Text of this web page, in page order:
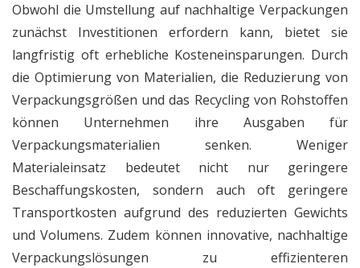
Obwohl die Umstellung auf nachhaltige Verpackungen
zunächst Investitionen erfordern kann, bietet sie
langfristig oft erhebliche Kosteneinsparungen. Durch
die Optimierung von Materialien, die Reduzierung von
Verpackungsgrößen und das Recycling von Rohstoffen
können Unternehmen ihre Ausgaben für
Verpackungsmaterialien senken. Weniger
Materialeinsatz bedeutet nicht nur geringere
Beschaffungskosten, sondern auch oft geringere
Transportkosten aufgrund des reduzierten Gewichts
und Volumens. Zudem können innovative, nachhaltige
Verpackungslösungen zu effizienteren